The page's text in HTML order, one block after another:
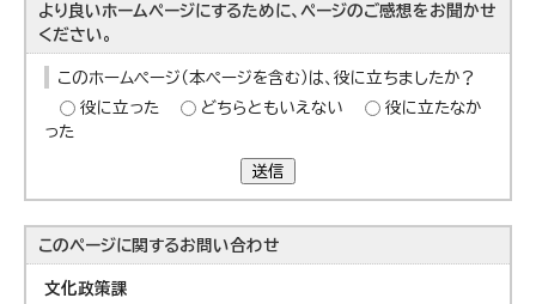
より良いホームページにするために、ページのご感想をお聞かせ
ください。
このホームページ（本ページを含む）は、役に立ちましたか？
役に立った
どちらともいえない
役に立たなか
った
送信
このページに関するお問い合わせ
文化政策課